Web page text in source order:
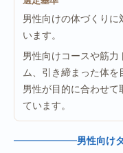
男性向けの体づくりに
います。
男性向けコースや筋力
ム、引き締まった体を
男性が目的に合わせて
ています。
男性向け